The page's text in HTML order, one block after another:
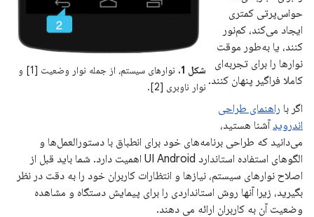
شکل 1.
نوارهای سیستم، از جمله نوار وضعیت [1] و
نوار ناوبری [2].
حواس‌پرتی کمتری
ایجاد می‌کند، کم‌نور
کنند، یا به‌طور موقت
نوارها را برای تجربه‌ای
کاملا فراگیر پنهان کنند.
اگر با راهنمای طراحی
اندروید آشنا هستید،
می‌دانید که طراحی برنامه‌های خود برای انطباق با دستورالعمل‌ها و
الگوهای استفاده استاندارد UI Android اهمیت دارد. شما باید قبل از
اصلاح نوارهای سیستم، نیازها و انتظارات کاربران خود را به دقت در نظر
بگیرید، زیرا آنها روش استانداردی را برای پیمایش دستگاه و مشاهده
وضعیت آن به کاربران ارائه می دهند.